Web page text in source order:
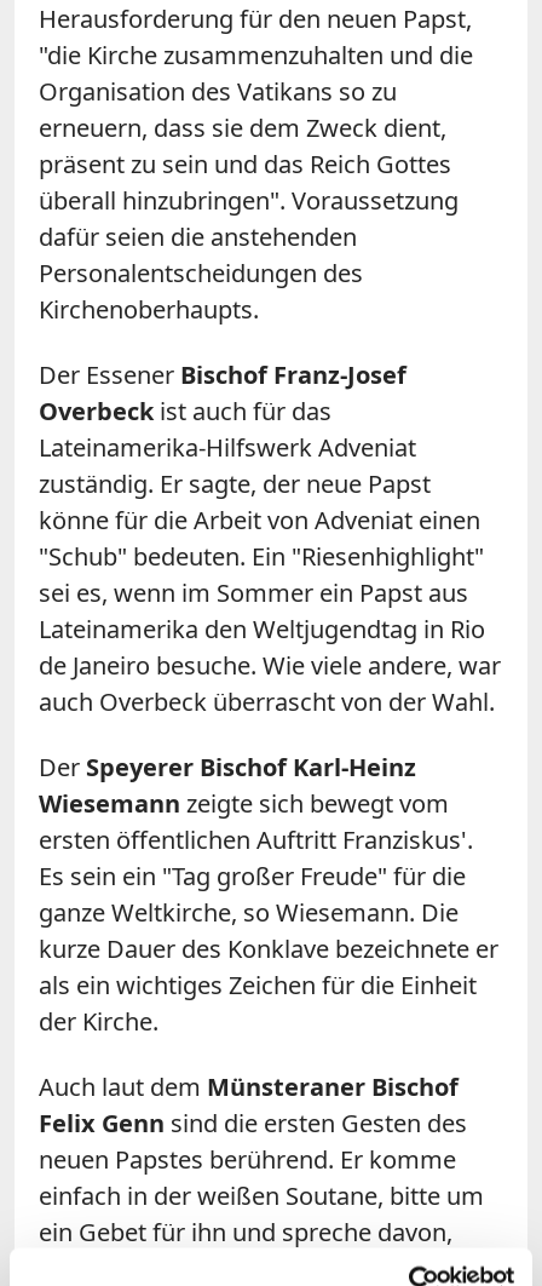
Herausforderung für den neuen Papst,
"die Kirche zusammenzuhalten und die
Organisation des Vatikans so zu
erneuern, dass sie dem Zweck dient,
präsent zu sein und das Reich Gottes
überall hinzubringen". Voraussetzung
dafür seien die anstehenden
Personalentscheidungen des
Kirchenoberhaupts.
Der Essener Bischof Franz-Josef
Overbeckist auch für das
Lateinamerika-Hilfswerk Adveniat
zuständig. Er sagte, der neue Papst
könne für die Arbeit von Adveniat einen
"Schub" bedeuten. Ein "Riesenhighlight"
sei es, wenn im Sommer ein Papst aus
Lateinamerika den Weltjugendtag in Rio
de Janeiro besuche. Wie viele andere, war
auch Overbeck überrascht von der Wahl.
Der Speyerer Bischof Karl-Heinz
Wiesemann zeigte sich bewegt vom
ersten öffentlichen Auftritt Franziskus'.
Es sein ein "Tag großer Freude" für die
ganze Weltkirche, so Wiesemann. Die
kurze Dauer des Konklave bezeichnete er
als ein wichtiges Zeichen für die Einheit
der Kirche.
Auch laut dem Münsteraner Bischof
Felix Genn sind die ersten Gesten des
neuen Papstes berührend. Er komme
einfach in der weißen Soutane, bitte um
ein Gebet für ihn und spreche davon,
dass das Volk und der Bischof von Rom